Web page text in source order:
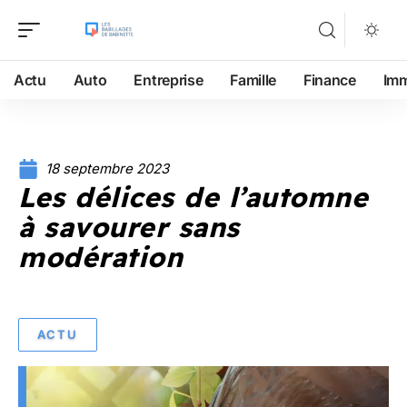
Actu Auto Entreprise Famille Finance
18 septembre 2023
Les délices de l’automne
à savourer sans
modération
ACTU